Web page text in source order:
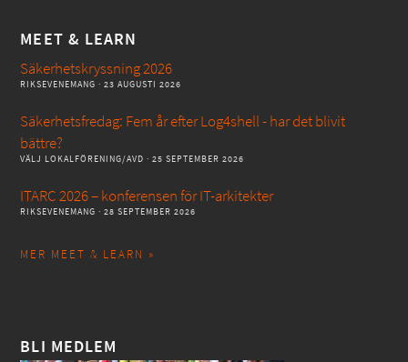
MEET & LEARN
Säkerhetskryssning 2026
RIKSEVENEMANG · 23 AUGUSTI 2026
Säkerhetsfredag: Fem år efter Log4shell - har det blivit
bättre?
VÄLJ LOKALFÖRENING/AVD · 25 SEPTEMBER 2026
ITARC 2026 – konferensen för IT-arkitekter
RIKSEVENEMANG · 28 SEPTEMBER 2026
MER MEET & LEARN »
BLI MEDLEM